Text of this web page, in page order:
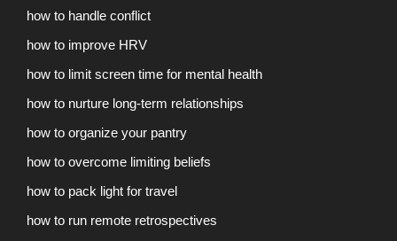
how to handle conflict
how to improve HRV
how to limit screen time for mental health
how to nurture long-term relationships
how to organize your pantry
how to overcome limiting beliefs
how to pack light for travel
how to run remote retrospectives